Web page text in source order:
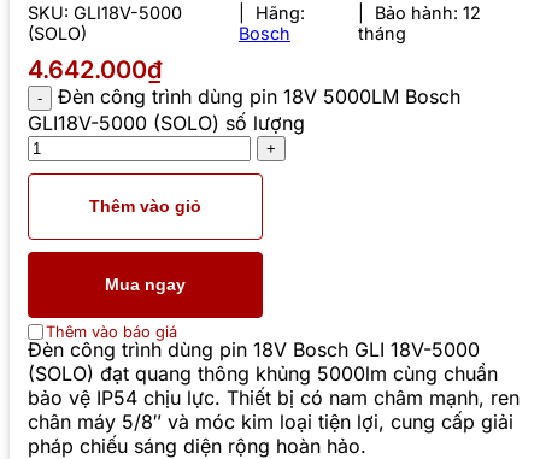
SKU: GLI18V-5000
(SOLO)
Hãng:
Bosch
Bảo hành: 12
tháng
4.642.000₫
Đèn công trình dùng pin 18V 5000LM Bosch
GLI18V-5000 (SOLO) số lượng
Thêm vào giỏ
Mua ngay
Thêm vào báo giá
Đèn công trình dùng pin 18V Bosch GLI 18V-5000
(SOLO) đạt quang thông khủng 5000lm cùng chuẩn
bảo vệ IP54 chịu lực. Thiết bị có nam châm mạnh, ren
chân máy 5/8″ và móc kim loại tiện lợi, cung cấp giải
pháp chiếu sáng diện rộng hoàn hảo.